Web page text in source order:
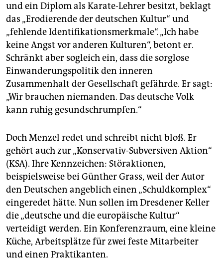
und ein Diplom als Karate-Lehrer besitzt, beklagt
das „Erodierende der deutschen Kultur“ und
„fehlende Identifikationsmerkmale“. „Ich habe
keine Angst vor anderen Kulturen“, betont er.
Schränkt aber sogleich ein, dass die sorglose
Einwanderungspolitik den inneren
Zusammenhalt der Gesellschaft gefährde. Er sagt:
„Wir brauchen niemanden. Das deutsche Volk
kann ruhig gesundschrumpfen.“
Doch Menzel redet und schreibt nicht bloß. Er
gehört auch zur „Konservativ-Subversiven Aktion“
(KSA). Ihre Kennzeichen: Störaktionen,
beispielsweise bei Günther Grass, weil der Autor
den Deutschen angeblich einen „Schuldkomplex“
eingeredet hätte. Nun sollen im Dresdener Keller
die „deutsche und die europäische Kultur“
verteidigt werden. Ein Konferenzraum, eine kleine
Küche, Arbeitsplätze für zwei feste Mitarbeiter
und einen Praktikanten.